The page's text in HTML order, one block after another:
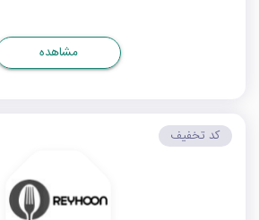
مشاهده
کد تخفیف